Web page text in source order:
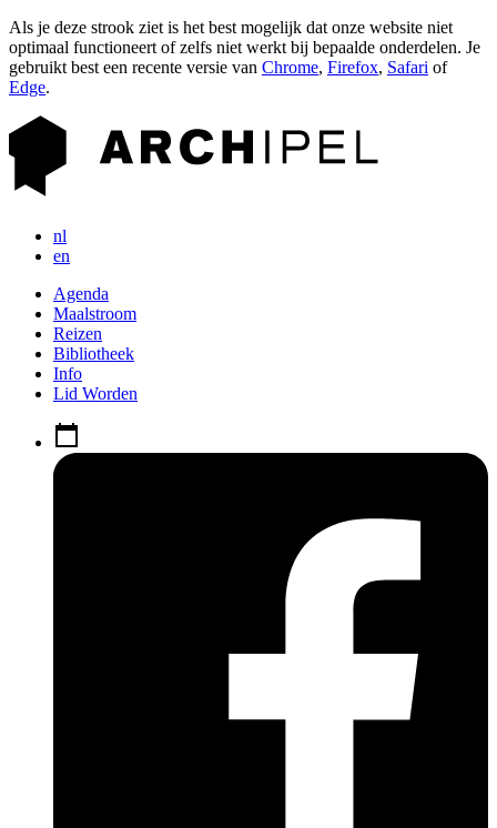
Als je deze strook ziet is het best mogelijk dat onze website niet
optimaal functioneert of zelfs niet werkt bij bepaalde onderdelen. Je
gebruikt best een recente versie van Chrome, Firefox, Safari of
Edge.
nl
en
Agenda
Maalstroom
Reizen
Bibliotheek
Info
Lid Worden